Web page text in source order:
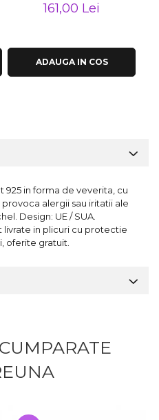
161,00 Lei
ADAUGA IN COS
925 in forma de veverita, cu
alergii sau iritatii ale
Design: UE / SUA.
livrate in plicuri cu protectie
oferite gratuit.